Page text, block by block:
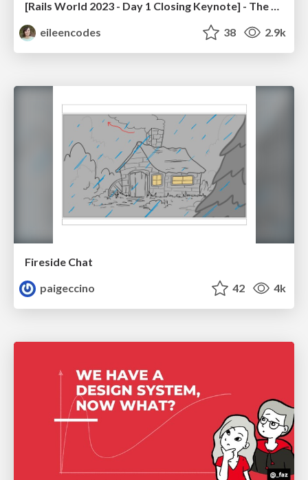
[Rails World 2023 - Day 1 Closing Keynote] - The Magic of Rails
eileencodes
38 2.9k
Fireside Chat
paigeccino
42 4k